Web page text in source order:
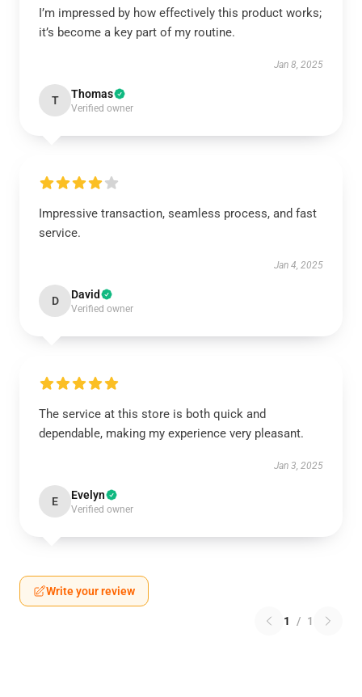
I’m impressed by how effectively this product works;
it’s become a key part of my routine.
Jan 8, 2025
T Thomas
Verified owner
Impressive transaction, seamless process, and fast
service.
Jan 4, 2025
D David
Verified owner
The service at this store is both quick and
dependable, making my experience very pleasant.
Jan 3, 2025
E Evelyn
Verified owner
Write your review
1 / 1